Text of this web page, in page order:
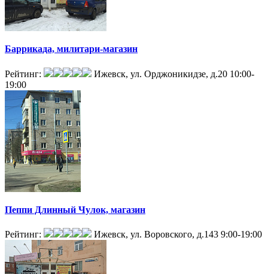
Баррикада, милитари-магазин
Рейтинг: Ижевск, ул. Орджоникидзе, д.20 10:00-
19:00
Пеппи Длинный Чулок, магазин
Рейтинг: Ижевск, ул. Воровского, д.143 9:00-19:00